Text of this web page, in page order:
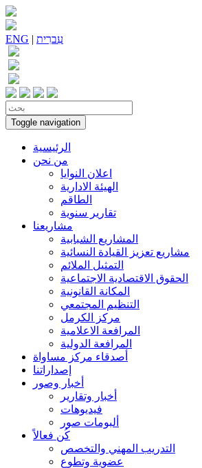
ENG | עִברִית
Toggle navigation
الرئيسية
من نحن
اعلان النوايا
الهيئة الادارية
الطاقم
تقارير سنوية
مشاريعنا
المشاريع الشبابية
مشاريع تعزيز القيادة النسائية
التمثيل الملائم
الحقوق الاقتصادية الاجتماعية
المكانة القانونية
التنظيم المجتمعي
مركز الكرمل
المرافعة الاعلامية
المرافعة الدولية
أصدقاء مركز مساواة
إصداراتنا
أخبار وصور
أخبار وتقارير
فيديوهات
ألبومات صور
كُن فعالاً
التدريب المهني والتخصص
عضوية وتطوع